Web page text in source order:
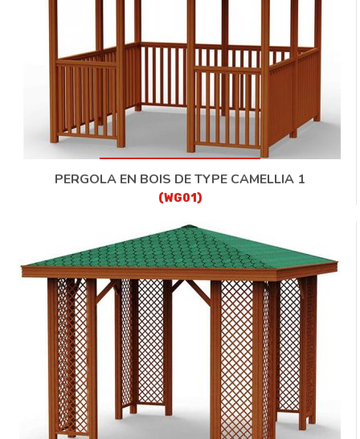
PERGOLA EN BOIS DE TYPE CAMELLIA 1
(WG01)